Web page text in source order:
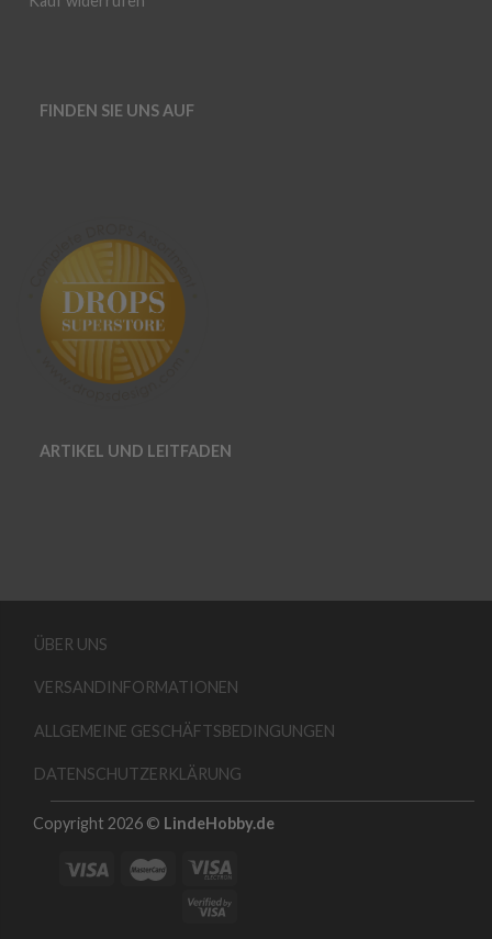
FINDEN SIE UNS AUF
ARTIKEL UND LEITFADEN
ÜBER UNS
VERSANDINFORMATIONEN
ALLGEMEINE GESCHÄFTSBEDINGUNGEN
DATENSCHUTZERKLÄRUNG
Copyright 2026 © LindeHobby.de